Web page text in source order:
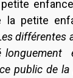
la petite
différentes
longuement
public de